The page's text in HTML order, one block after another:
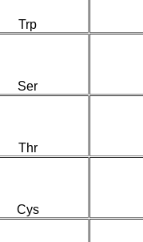
Trp
Ser
Thr
Cys